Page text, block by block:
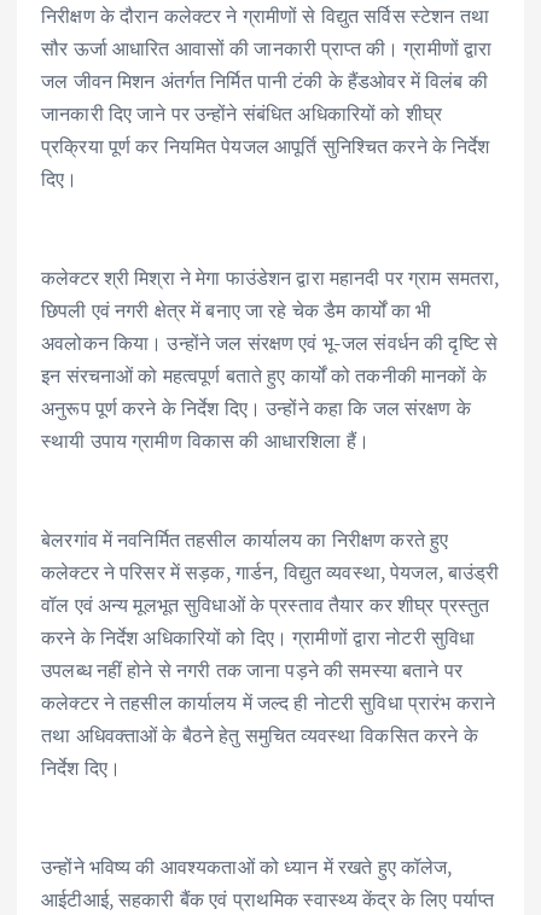
निरीक्षण के दौरान कलेक्टर ने ग्रामीणों से विद्युत सर्विस स्टेशन तथा
सौर ऊर्जा आधारित आवासों की जानकारी प्राप्त की। ग्रामीणों द्वारा
जल जीवन मिशन अंतर्गत निर्मित पानी टंकी के हैंडओवर में विलंब की
जानकारी दिए जाने पर उन्होंने संबंधित अधिकारियों को शीघ्र
प्रक्रिया पूर्ण कर नियमित पेयजल आपूर्ति सुनिश्चित करने के निर्देश
दिए।
कलेक्टर श्री मिश्रा ने मेगा फाउंडेशन द्वारा महानदी पर ग्राम समतरा,
छिपली एवं नगरी क्षेत्र में बनाए जा रहे चेक डैम कार्यों का भी
अवलोकन किया। उन्होंने जल संरक्षण एवं भू-जल संवर्धन की दृष्टि से
इन संरचनाओं को महत्वपूर्ण बताते हुए कार्यों को तकनीकी मानकों के
अनुरूप पूर्ण करने के निर्देश दिए। उन्होंने कहा कि जल संरक्षण के
स्थायी उपाय ग्रामीण विकास की आधारशिला हैं।
बेलरगांव में नवनिर्मित तहसील कार्यालय का निरीक्षण करते हुए
कलेक्टर ने परिसर में सड़क, गार्डन, विद्युत व्यवस्था, पेयजल, बाउंड्री
वॉल एवं अन्य मूलभूत सुविधाओं के प्रस्ताव तैयार कर शीघ्र प्रस्तुत
करने के निर्देश अधिकारियों को दिए। ग्रामीणों द्वारा नोटरी सुविधा
उपलब्ध नहीं होने से नगरी तक जाना पड़ने की समस्या बताने पर
कलेक्टर ने तहसील कार्यालय में जल्द ही नोटरी सुविधा प्रारंभ कराने
तथा अधिवक्ताओं के बैठने हेतु समुचित व्यवस्था विकसित करने के
निर्देश दिए।
उन्होंने भविष्य की आवश्यकताओं को ध्यान में रखते हुए कॉलेज,
आईटीआई, सहकारी बैंक एवं प्राथमिक स्वास्थ्य केंद्र के लिए पर्याप्त